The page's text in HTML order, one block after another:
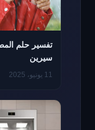
تفسير حلم
سيرين
11 يونيو، 2025